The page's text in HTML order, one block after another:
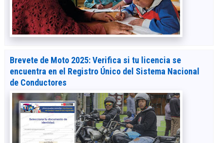
Brevete de Moto 2025: Verifica si tu licencia se
encuentra en el Registro Único del Sistema Nacional
de Conductores